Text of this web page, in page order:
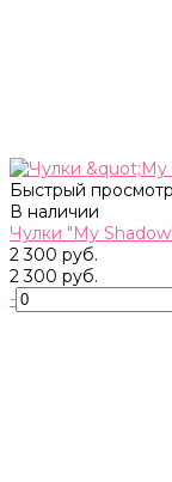
Быстрый просмотр
В наличии
Чулки "My
2 300 руб.
2 300 руб.
-